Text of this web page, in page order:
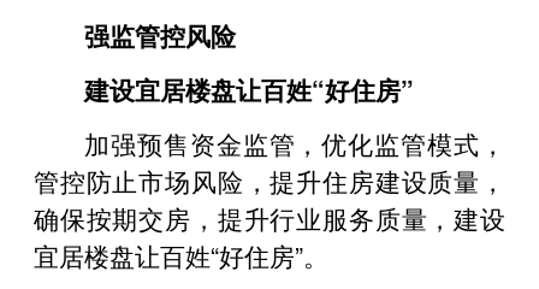
强监管控风险
建设宜居楼盘让百姓“好住房”
加强预售资金监管，优化监管模式，
管控防止市场风险，提升住房建设质量，
确保按期交房，提升行业服务质量，建设
宜居楼盘让百姓“好住房”。